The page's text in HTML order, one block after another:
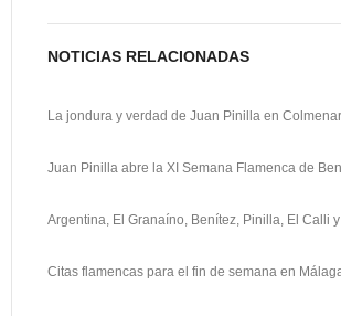
NOTICIAS RELACIONADAS
La jondura y verdad de Juan Pinilla en Colmenar
Juan Pinilla abre la XI Semana Flamenca de
Argentina, El Granaíno, Benítez, Pinilla, El Calli
Citas flamencas para el fin de semana en